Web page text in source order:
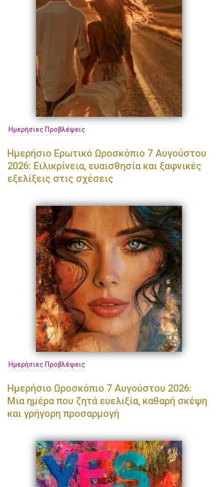
Ημερήσιες Προβλέψεις
Ημερήσιο Ερωτικό Ωροσκόπιο 7 Αυγούστου
2026: Ειλικρίνεια, ευαισθησία και ξαφνικές
εξελίξεις στις σχέσεις
Ημερήσιες Προβλέψεις
Ημερήσιο Ωροσκόπιο 7 Αυγούστου 2026:
Μια ημέρα που ζητά ευελιξία, καθαρή σκέψη
και γρήγορη προσαρμογή